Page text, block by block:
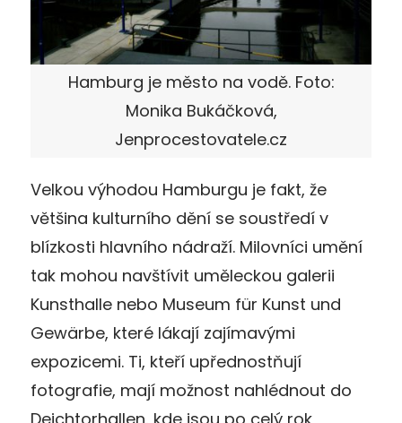
Hamburg je město na vodě. Foto:
Monika Bukáčková,
Jenprocestovatele.cz
Velkou výhodou Hamburgu je fakt, že
většina kulturního dění se soustředí v
blízkosti hlavního nádraží. Milovníci umění
tak mohou navštívit uměleckou galerii
Kunsthalle nebo Museum für Kunst und
Gewärbe, které lákají zajímavými
expozicemi. Ti, kteří upřednostňují
fotografie, mají možnost nahlédnout do